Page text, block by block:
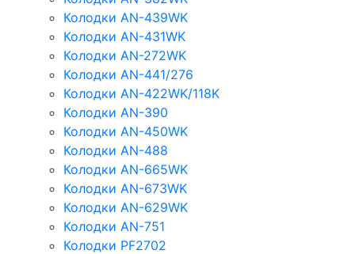
Колодки AN-439WK
Колодки AN-431WK
Колодки AN-272WK
Колодки AN-441/276
Колодки AN-422WK/118K
Колодки AN-390
Колодки AN-450WK
Колодки AN-488
Колодки AN-665WK
Колодки AN-673WK
Колодки AN-629WK
Колодки AN-751
Колодки PF2702